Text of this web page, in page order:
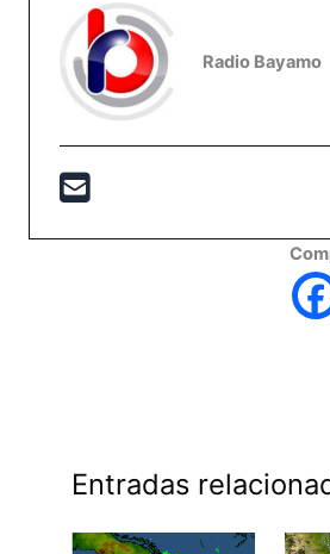
Radio Bayamo
Entradas